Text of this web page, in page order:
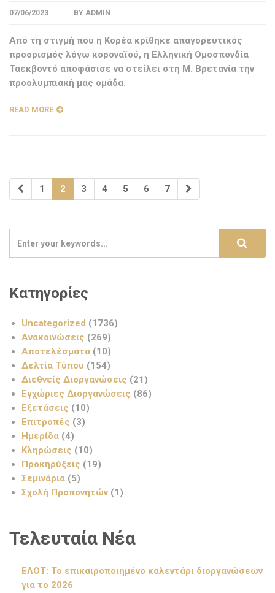
07/06/2023 BY ADMIN
Από τη στιγμή που η Κορέα κρίθηκε απαγορευτικός
προορισμός λόγω κοροναϊού, η Ελληνική Ομοσπονδία
Ταεκβοντό αποφάσισε να στείλει στη Μ. Βρετανία την
προολυμπιακή μας ομάδα.
READ MORE
1 2 3 4 5 6 7
Κατηγορίες
Uncategorized (1736)
Ανακοινώσεις (269)
Αποτελέσματα (10)
Δελτία Τύπου (154)
Διεθνείς Διοργανώσεις (21)
Εγχώριες Διοργανώσεις (86)
Εξετάσεις (10)
Επιτροπές (3)
Ημερίδα (4)
Κληρώσεις (10)
Προκηρύξεις (19)
Σεμινάρια (5)
Σχολή Προπονητών (1)
Τελευταία Νέα
ΕΛΟΤ: Το επικαιροποιημένο καλεντάρι διοργανώσεων
για το 2026